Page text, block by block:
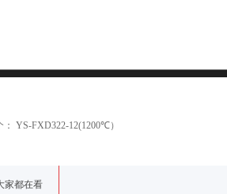
家都在看
YS-FXD322-12(1200℃）